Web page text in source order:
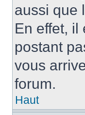
aussi que
En effet, il
postant
vous
forum.
Haut